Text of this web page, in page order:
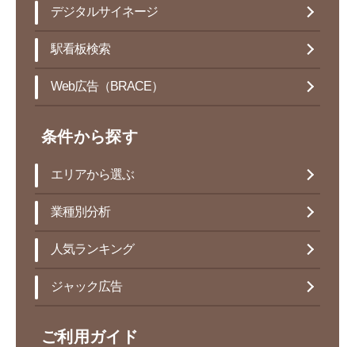
デジタルサイネージ
駅看板検索
Web広告（BRACE）
条件から探す
エリアから選ぶ
業種別分析
人気ランキング
ジャック広告
ご利用ガイド